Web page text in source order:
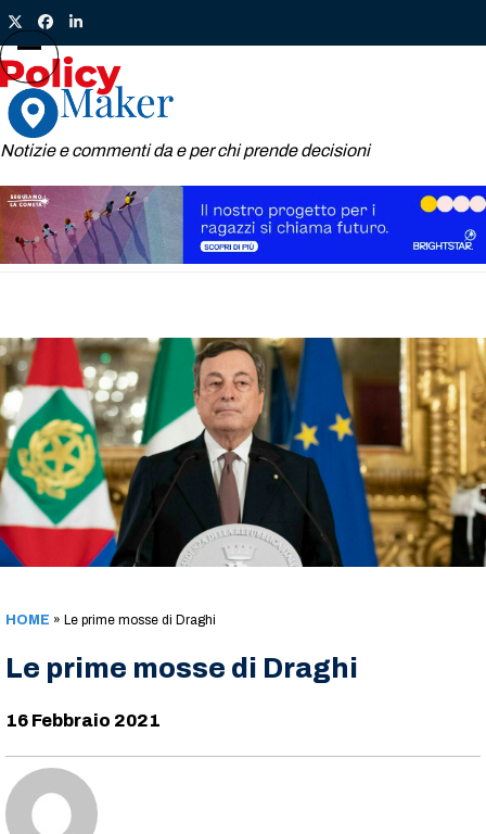
Skip
to
content
TwitterFacebook
LinkedIn
Notizie e commenti da e per chi prende decisioni
Open
mobile
menu
Close
mobile
menu
HOME » Le prime mosse di Draghi
Le prime mosse di Draghi
16 Febbraio 2021